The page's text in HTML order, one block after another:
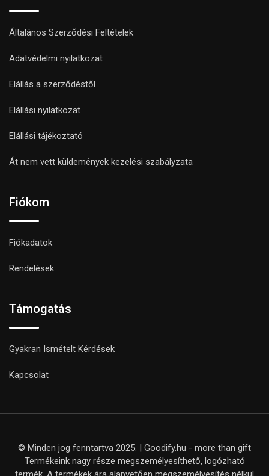
Általános Szerződési Feltételek
Adatvédelmi nyilatkozat
Elállás a szerződéstől
Elállási nyilatkozat
Elállási tájékoztató
Át nem vett küldemények kezelési szabályzata
Fiókom
Fiókadatok
Rendelések
Támogatás
Gyakran Ismételt Kérdések
Kapcsolat
© Minden jog fenntartva 2025. | Goodify.hu - more than gift
Termékeink nagy része megszemélyesíthető, logózható